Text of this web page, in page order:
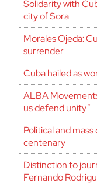
Solidarity with
city of Sora
Morales Ojeda:
surrender
Cuba hailed as
ALBA
us defend unity”
Political and
centenary
Distinction to
Fernando